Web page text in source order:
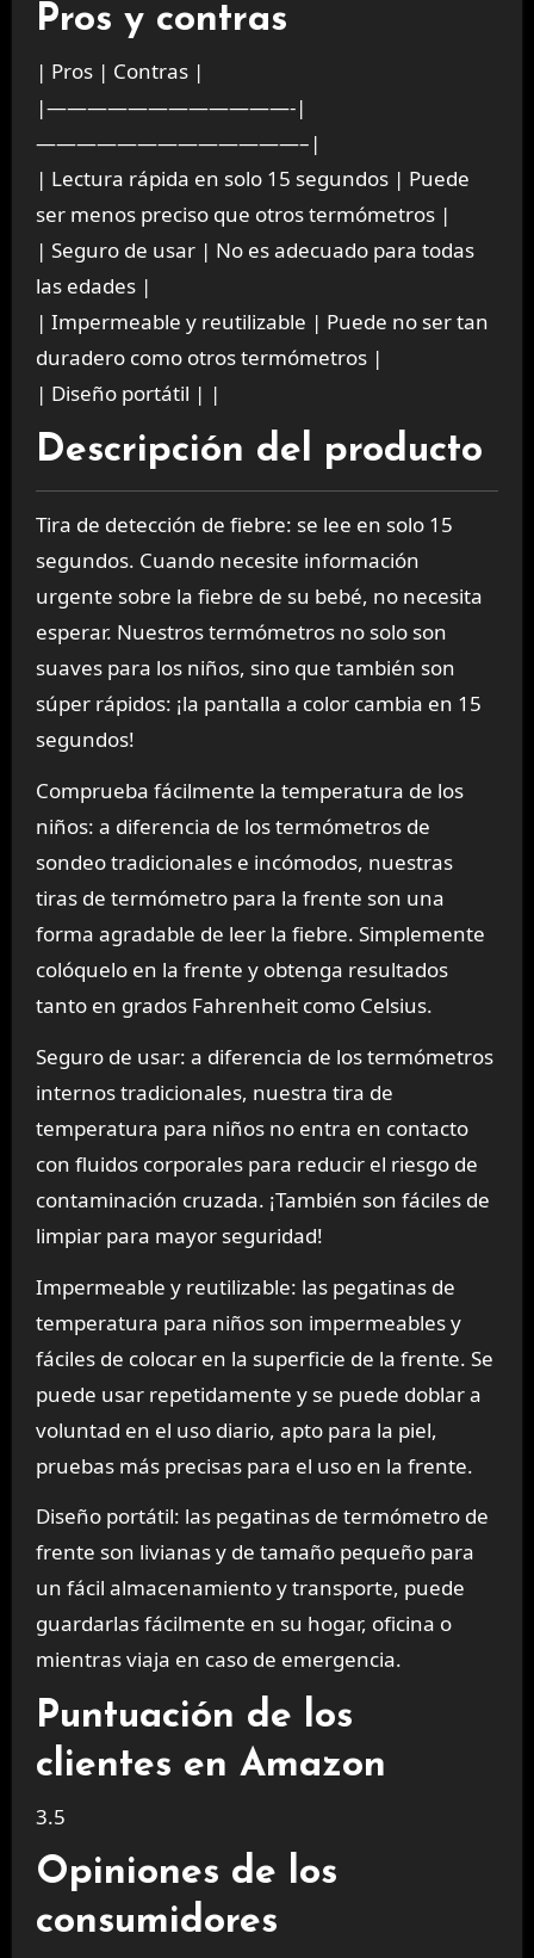
Pros y contras
| Pros | Contras |
|————————————-|
—————————————–|
| Lectura rápida en solo 15 segundos | Puede
ser menos preciso que otros termómetros |
| Seguro de usar | No es adecuado para todas
las edades |
| Impermeable y reutilizable | Puede no ser tan
duradero como otros termómetros |
| Diseño portátil | |
Descripción del producto
Tira de detección de fiebre: se lee en solo 15
segundos. Cuando necesite información
urgente sobre la fiebre de su bebé, no necesita
esperar. Nuestros termómetros no solo son
suaves para los niños, sino que también son
súper rápidos: ¡la pantalla a color cambia en 15
segundos!
Comprueba fácilmente la temperatura de los
niños: a diferencia de los termómetros de
sondeo tradicionales e incómodos, nuestras
tiras de termómetro para la frente son una
forma agradable de leer la fiebre. Simplemente
colóquelo en la frente y obtenga resultados
tanto en grados Fahrenheit como Celsius.
Seguro de usar: a diferencia de los termómetros
internos tradicionales, nuestra tira de
temperatura para niños no entra en contacto
con fluidos corporales para reducir el riesgo de
contaminación cruzada. ¡También son fáciles de
limpiar para mayor seguridad!
Impermeable y reutilizable: las pegatinas de
temperatura para niños son impermeables y
fáciles de colocar en la superficie de la frente. Se
puede usar repetidamente y se puede doblar a
voluntad en el uso diario, apto para la piel,
pruebas más precisas para el uso en la frente.
Diseño portátil: las pegatinas de termómetro de
frente son livianas y de tamaño pequeño para
un fácil almacenamiento y transporte, puede
guardarlas fácilmente en su hogar, oficina o
mientras viaja en caso de emergencia.
Puntuación de los
clientes en Amazon
3.5
Opiniones de los
consumidores